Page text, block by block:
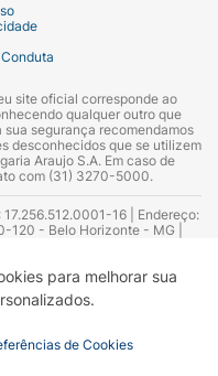
para melhorar sua
de Cookies
site oficial corresponde ao
qualquer outro que
segurança recomendamos
desconhecidos que se utilizem
Araujo S.A. Em caso de
com (31) 3270-5000.
16 | Endereço:
120 - Belo Horizonte - MG |
Silva Alvarenga – CRF 52.584 -
- CRF Nº 13.748. Alvará
da Empresa (AFE):